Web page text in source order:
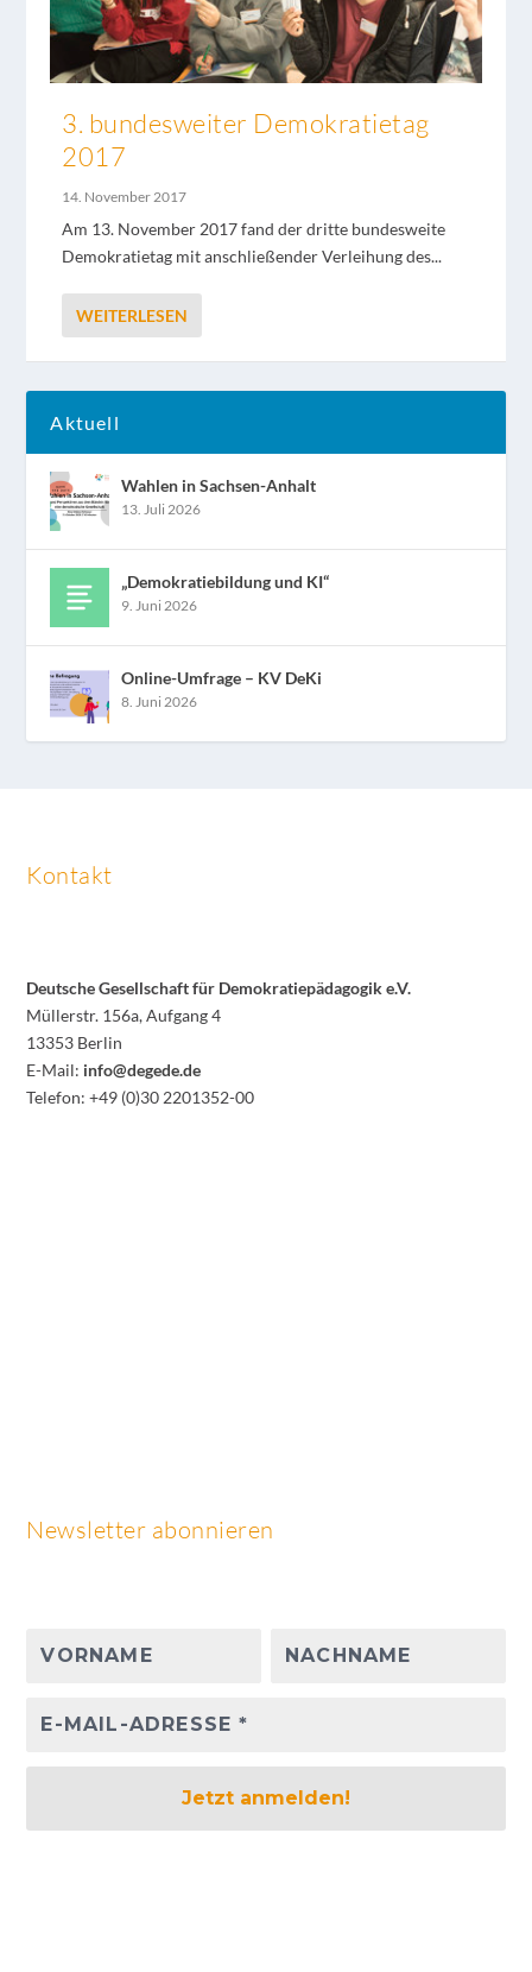
3. bundesweiter Demokratietag
2017
14. November 2017
Am 13. November 2017 fand der dritte bundesweite
Demokratietag mit anschließender Verleihung des...
WEITERLESEN
Aktuell
Wahlen in Sachsen-Anhalt
13. Juli 2026
„Demokratiebildung und KI“
9. Juni 2026
Online-Umfrage – KV DeKi
8. Juni 2026
Kontakt
Deutsche Gesellschaft für Demokratiepädagogik e.V.
Müllerstr. 156a, Aufgang 4
13353 Berlin
E-Mail: info@degede.de
Telefon: +49 (0)30 2201352-00
Newsletter abonnieren